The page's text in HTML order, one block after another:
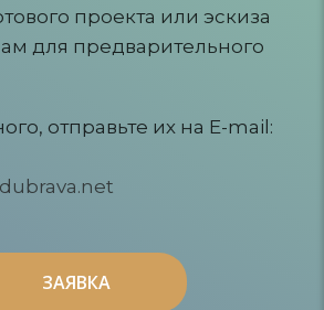
проекта или эскиза
для предварительного
отправьте их на E-mail:
ЗАЯВКА
ЗАЯВКА